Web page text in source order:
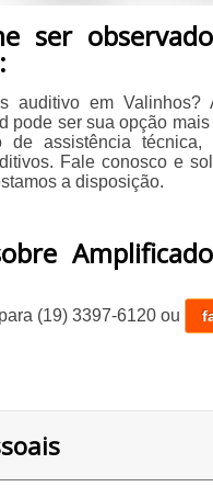
ser
auditivo em
pode ser sua opção
assistência técnica,
Fale conosco e
a disposição.
(19) 3397-6120 ou